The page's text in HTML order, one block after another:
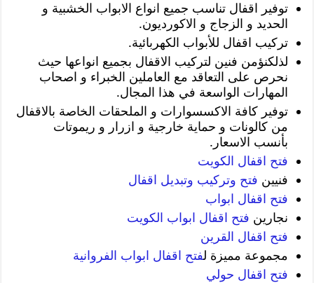
توفير اقفال تناسب جميع انواع الابواب الخشبية و
الحديد و الزجاج و الاكورديون.
تركيب اقفال للأبواب الكهربائية.
لذلكنؤمن فنين لتركيب الاقفال بجميع انواعها حيث
نحرص على التعاقد مع العاملين الخبراء و اصحاب
المهارات الواسعة في هذا المجال.
توفير كافة الاكسسوارات و الملحقات الخاصة بالاقفال
من كالونات و حماية خارجية و ازرار و ريموتات
بأنسب الاسعار.
فتح اقفال الكويت
فنيين فتح وتركيب وتبديل اقفال
فتح اقفال ابواب
نجارين فتح اقفال ابواب الكويت
فتح اقفال القرين
مجموعة مميزة لفتح اقفال ابواب الفروانية
فتح اقفال حولي